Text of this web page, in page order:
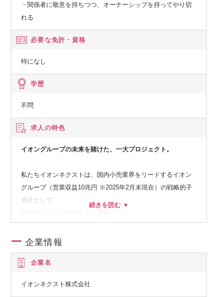
・関係者に敬意を持ちつつ、オーナーシップを持ってやり切
れる
必要な免許・資格
特になし
学歴
不問
求人の特色
イオングループの未来を賭けた、一大プロジェクト。
私たちイオンネクストは、国内小売業界をリードするイオン
グループ（営業収益10兆円 ※2025年2月末現在）の戦略的子
会社として、
私たちの使命は、
“買い物を変える。毎日を変える”
このスローガンのもと、私たちはテクノロジーの力で、日々
企業情報
企業名
イオンネクスト株式会社